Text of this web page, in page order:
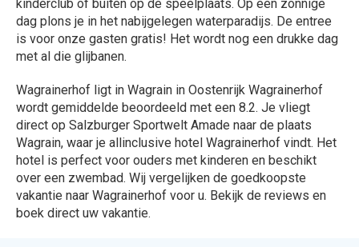
kinderclub of buiten op de speelplaats. Op een zonnige
dag plons je in het nabijgelegen waterparadijs. De entree
is voor onze gasten gratis! Het wordt nog een drukke dag
met al die glijbanen.
Wagrainerhof ligt in Wagrain in Oostenrijk Wagrainerhof
wordt gemiddelde beoordeeld met een 8.2. Je vliegt
direct op Salzburger Sportwelt Amade naar de plaats
Wagrain, waar je allinclusive hotel Wagrainerhof vindt. Het
hotel is perfect voor ouders met kinderen en beschikt
over een zwembad. Wij vergelijken de goedkoopste
vakantie naar Wagrainerhof voor u. Bekijk de reviews en
boek direct uw vakantie.